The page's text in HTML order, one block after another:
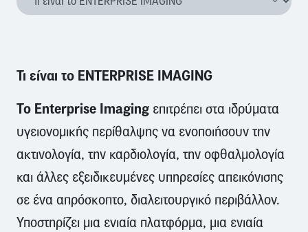
Τι είναι το ENTERPRISE IMAGING
Το Enterprise Imaging επιτρέπει στα ιδρύματα
υγειονομικής περίθαλψης να ενοποιήσουν την
ακτινολογία, την καρδιολογία, την οφθαλμολογία
και άλλες εξειδικευμένες υπηρεσίες απεικόνισης
σε ένα απρόσκοπτο, διαλειτουργικό περιβάλλον.
Υποστηρίζει μια ενιαία πλατφόρμα, μια ενιαία